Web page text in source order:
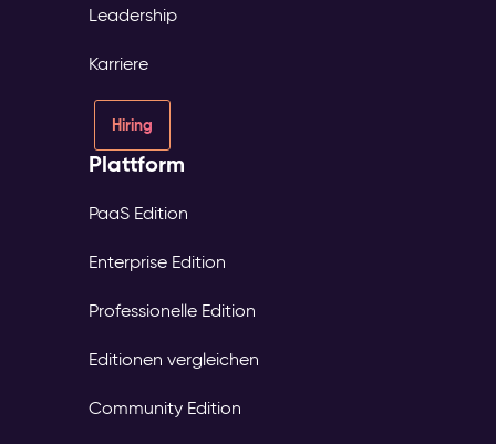
Leadership
Karriere
Hiring
Plattform
PaaS Edition
Enterprise Edition
Professionelle Edition
Editionen vergleichen
Community Edition